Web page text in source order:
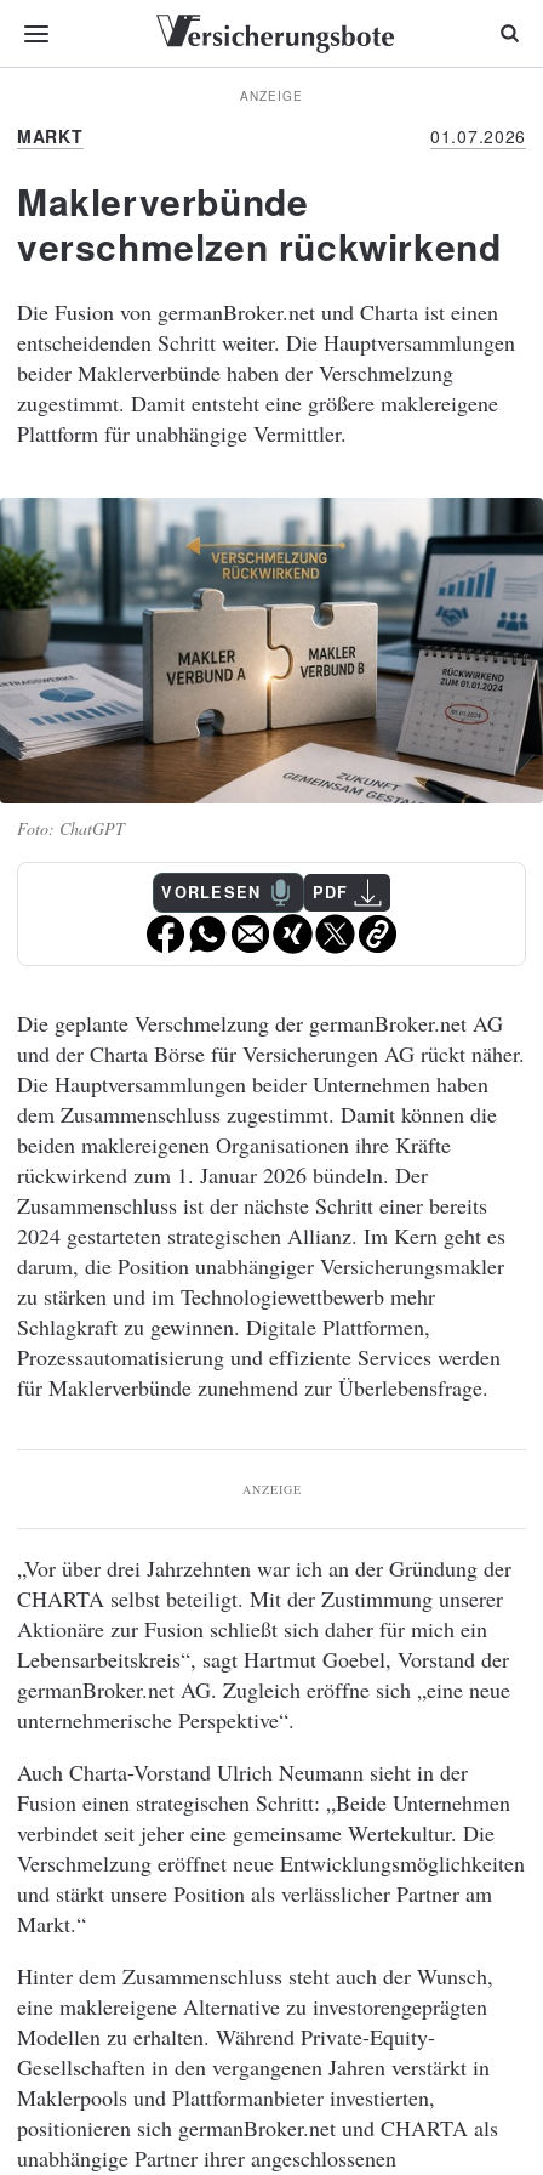
ANZEIGE
MARKT 01.07.2026
Maklerverbünde
verschmelzen rückwirkend
Die Fusion von germanBroker.net und Charta ist einen
entscheidenden Schritt weiter. Die Hauptversammlungen
beider Maklerverbünde haben der Verschmelzung
zugestimmt. Damit entsteht eine größere maklereigene
Plattform für unabhängige Vermittler.
ChatGPT
VORLESEN PDF
Die geplante Verschmelzung der germanBroker.net AG
und der Charta Börse für Versicherungen AG rückt näher.
Die Hauptversammlungen beider Unternehmen haben
dem Zusammenschluss zugestimmt. Damit können die
beiden maklereigenen Organisationen ihre Kräfte
rückwirkend zum 1. Januar 2026 bündeln. Der
Zusammenschluss ist der nächste Schritt einer bereits
2024 gestarteten strategischen Allianz. Im Kern geht es
darum, die Position unabhängiger Versicherungsmakler
zu stärken und im Technologiewettbewerb mehr
Schlagkraft zu gewinnen. Digitale Plattformen,
Prozessautomatisierung und effiziente Services werden
für Maklerverbünde zunehmend zur Überlebensfrage.
ANZEIGE
„Vor über drei Jahrzehnten war ich an der Gründung der
CHARTA selbst beteiligt. Mit der Zustimmung unserer
Aktionäre zur Fusion schließt sich daher für mich ein
Lebensarbeitskreis“, sagt Hartmut Goebel, Vorstand der
germanBroker.net AG. Zugleich eröffne sich „eine neue
unternehmerische Perspektive“.
Auch Charta-Vorstand Ulrich Neumann sieht in der
Fusion einen strategischen Schritt: „Beide Unternehmen
verbindet seit jeher eine gemeinsame Wertekultur. Die
Verschmelzung eröffnet neue Entwicklungsmöglichkeiten
und stärkt unsere Position als verlässlicher Partner am
Markt.“
Hinter dem Zusammenschluss steht auch der Wunsch,
eine maklereigene Alternative zu investorengeprägten
Modellen zu erhalten. Während Private-Equity-
Gesellschaften in den vergangenen Jahren verstärkt in
Maklerpools und Plattformanbieter investierten,
positionieren sich germanBroker.net und CHARTA als
unabhängige Partner ihrer angeschlossenen